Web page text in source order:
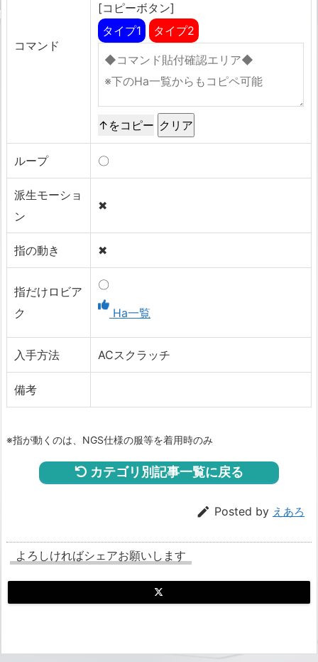
コマンド
[コピーボタン]
タイプ1
タイプ2
↑をコピー
ループ 〇
派生モーショ
ン
✖
指の動き ✖
指だけロビア
ク
〇
Ha一覧
入手方法 ACスクラッチ
備考
※指が動くのは、NGS仕様の服等を着用時のみ
カテゴリ別記事一覧に戻る
 Posted by えあろ
よろしければシェアお願いします